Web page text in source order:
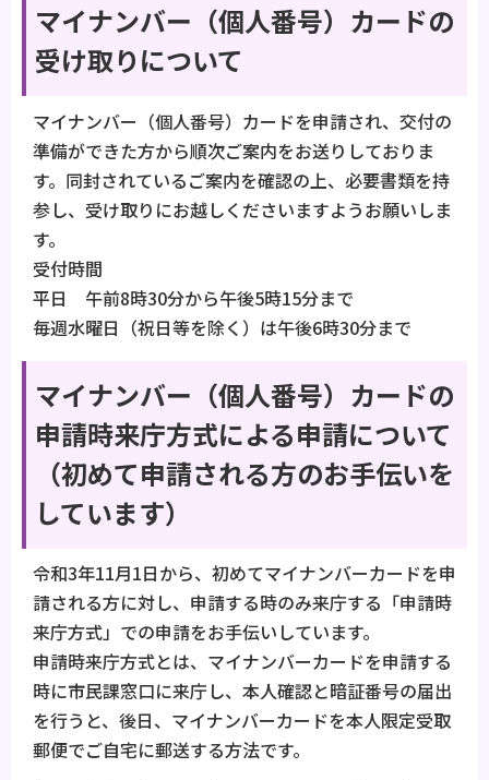
マイナンバー（個人番号）カードの
受け取りについて
マイナンバー（個人番号）カードを申請され、交付の
準備ができた方から順次ご案内をお送りしておりま
す。同封されているご案内を確認の上、必要書類を持
参し、受け取りにお越しくださいますようお願いしま
す。
受付時間
平日 午前8時30分から午後5時15分まで
毎週水曜日（祝日等を除く）は午後6時30分まで
マイナンバー（個人番号）カードの
申請時来庁方式による申請について
（初めて申請される方のお手伝いを
しています）
令和3年11月1日から、初めてマイナンバーカードを申
請される方に対し、申請する時のみ来庁する「申請時
来庁方式」での申請をお手伝いしています。
申請時来庁方式とは、マイナンバーカードを申請する
時に市民課窓口に来庁し、本人確認と暗証番号の届出
を行うと、後日、マイナンバーカードを本人限定受取
郵便でご自宅に郵送する方法です。